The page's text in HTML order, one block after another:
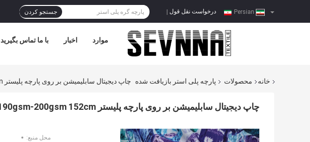
درخواست نقل قول جستجو کردن
با ما تماس بگیرید اخبار موارد
خانه محصولات پارچه پلی استر بازیافت شده چاپ دیجیتال سابلیمیشن بر روی پارچه پلیستر 190gsm-200gsm 152cm عرض
چاپ دیجیتال سابلیمیشن بر روی پارچه پلیستر 190gsm-200gsm 152cm عرض
محل منبع: